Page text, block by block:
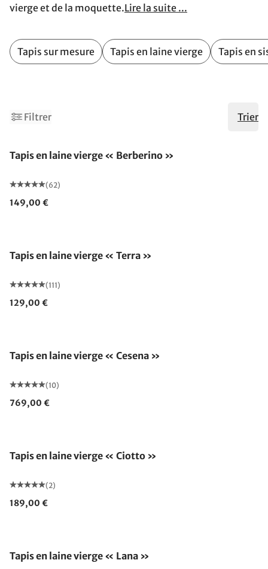
vierge et de la moquette.Lire la suite ...
Tapis sur mesure Tapis en laine vierge Tapis en
Filtrer Trier
Tapis en laine vierge « Berberino »
(62)
149,00 €
Tapis en laine vierge « Terra »
(111)
129,00 €
Tapis en laine vierge « Cesena »
(10)
769,00 €
Tapis en laine vierge « Ciotto »
(2)
189,00 €
Tapis en laine vierge « Lana »
2